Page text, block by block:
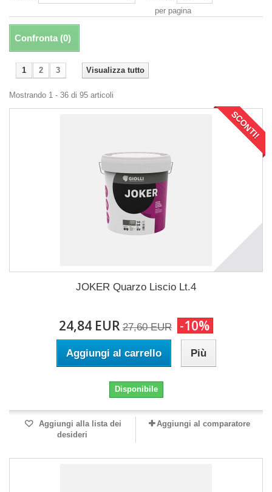
per pagina
Confronta (0)
Visualizza tutto
1 2 3
Mostrando 1 - 36 di 95 articoli
SCONTI!
JOKER Quarzo Liscio Lt.4
24,84 EUR 27,60 EUR -10%
Aggiungi al carrello Più
Disponibile
Aggiungi alla lista dei
desideri
Aggiungi al comparatore